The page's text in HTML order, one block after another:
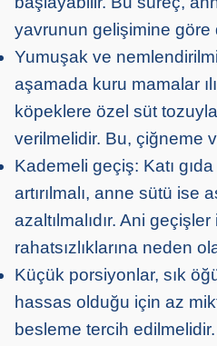
yavrunun gelişimine göre
Yumuşak ve
aşamada kuru mamalar
köpeklere özel süt
verilmelidir. Bu, çiğneme
Kademeli geçiş: Katı
artırılmalı, anne sütü ise
azaltılmalıdır. Ani
rahatsızlıklarına neden
Küçük porsiyonlar, sık
hassas olduğu için az
besleme tercih edilmelidir.